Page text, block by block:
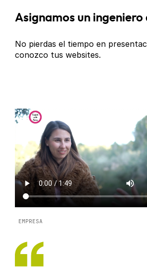
Asignamos un ingeniero
No pierdas el tiempo en
conozco tus websites.
EMPRESA